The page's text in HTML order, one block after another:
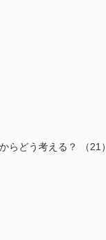
どう考える？ （21）